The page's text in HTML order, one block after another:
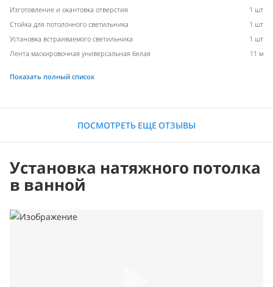
Изготовление и окантовка отверстия
1 шт
Стойка для потолочного светильника
1 шт
Установка встраиваемого светильника
1 шт
Лента маскировочная универсальная белая
11 м
Показать полный список
ПОСМОТРЕТЬ ЕЩЕ ОТЗЫВЫ
Установка натяжного потолка
в ванной